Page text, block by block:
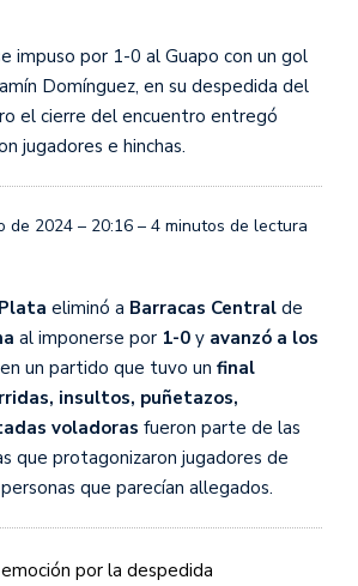
impuso por 1-0 al Guapo con un gol
Domínguez, en su despedida del
el cierre del encuentro entregó
jugadores e hinchas.
de 2024 – 20:16 – 4 minutos de lectura
eliminó a Barracas Central de
al imponerse por 1-0 y avanzó a los
en un partido que tuvo un final
insultos, puñetazos,
voladoras fueron parte de las
que protagonizaron jugadores de
que parecían allegados.
por la despedida